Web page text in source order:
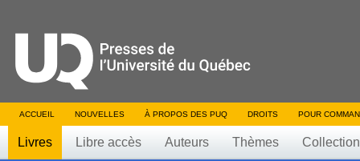
ACCUEIL NOUVELLES À PROPOS DES PUQ DROITS POUR
Livres Libre accès Auteurs Thèmes